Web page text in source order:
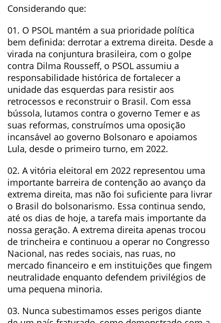
Considerando que:
01. O PSOL mantém a sua prioridade política
bem definida: derrotar a extrema direita. Desde a
virada na conjuntura brasileira, com o golpe
contra Dilma Rousseff, o PSOL assumiu a
responsabilidade histórica de fortalecer a
unidade das esquerdas para resistir aos
retrocessos e reconstruir o Brasil. Com essa
bússola, lutamos contra o governo Temer e as
suas reformas, construímos uma oposição
incansável ao governo Bolsonaro e apoiamos
Lula, desde o primeiro turno, em 2022.
02. A vitória eleitoral em 2022 representou uma
importante barreira de contenção ao avanço da
extrema direita, mas não foi suficiente para livrar
o Brasil do bolsonarismo. Essa continua sendo,
até os dias de hoje, a tarefa mais importante da
nossa geração. A extrema direita apenas trocou
de trincheira e continuou a operar no Congresso
Nacional, nas redes sociais, nas ruas, no
mercado financeiro e em instituições que fingem
neutralidade enquanto defendem privilégios de
uma pequena minoria.
03. Nunca subestimamos esses perigos diante